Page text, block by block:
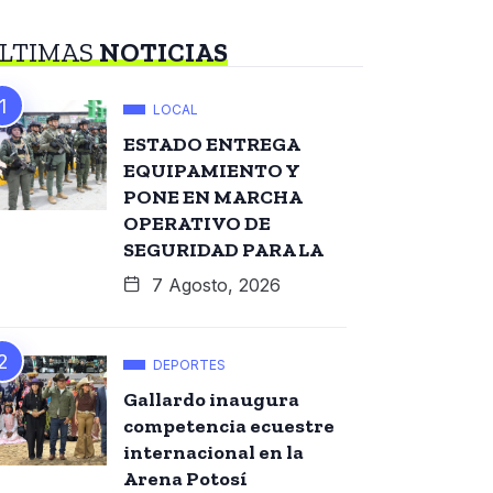
NOTICIAS
LOCAL
ESTADO ENTREGA
EQUIPAMIENTO Y
PONE EN MARCHA
OPERATIVO DE
SEGURIDAD PARA LA
7 Agosto, 2026
DEPORTES
Gallardo inaugura
competencia ecuestre
internacional en la
Arena Potosí